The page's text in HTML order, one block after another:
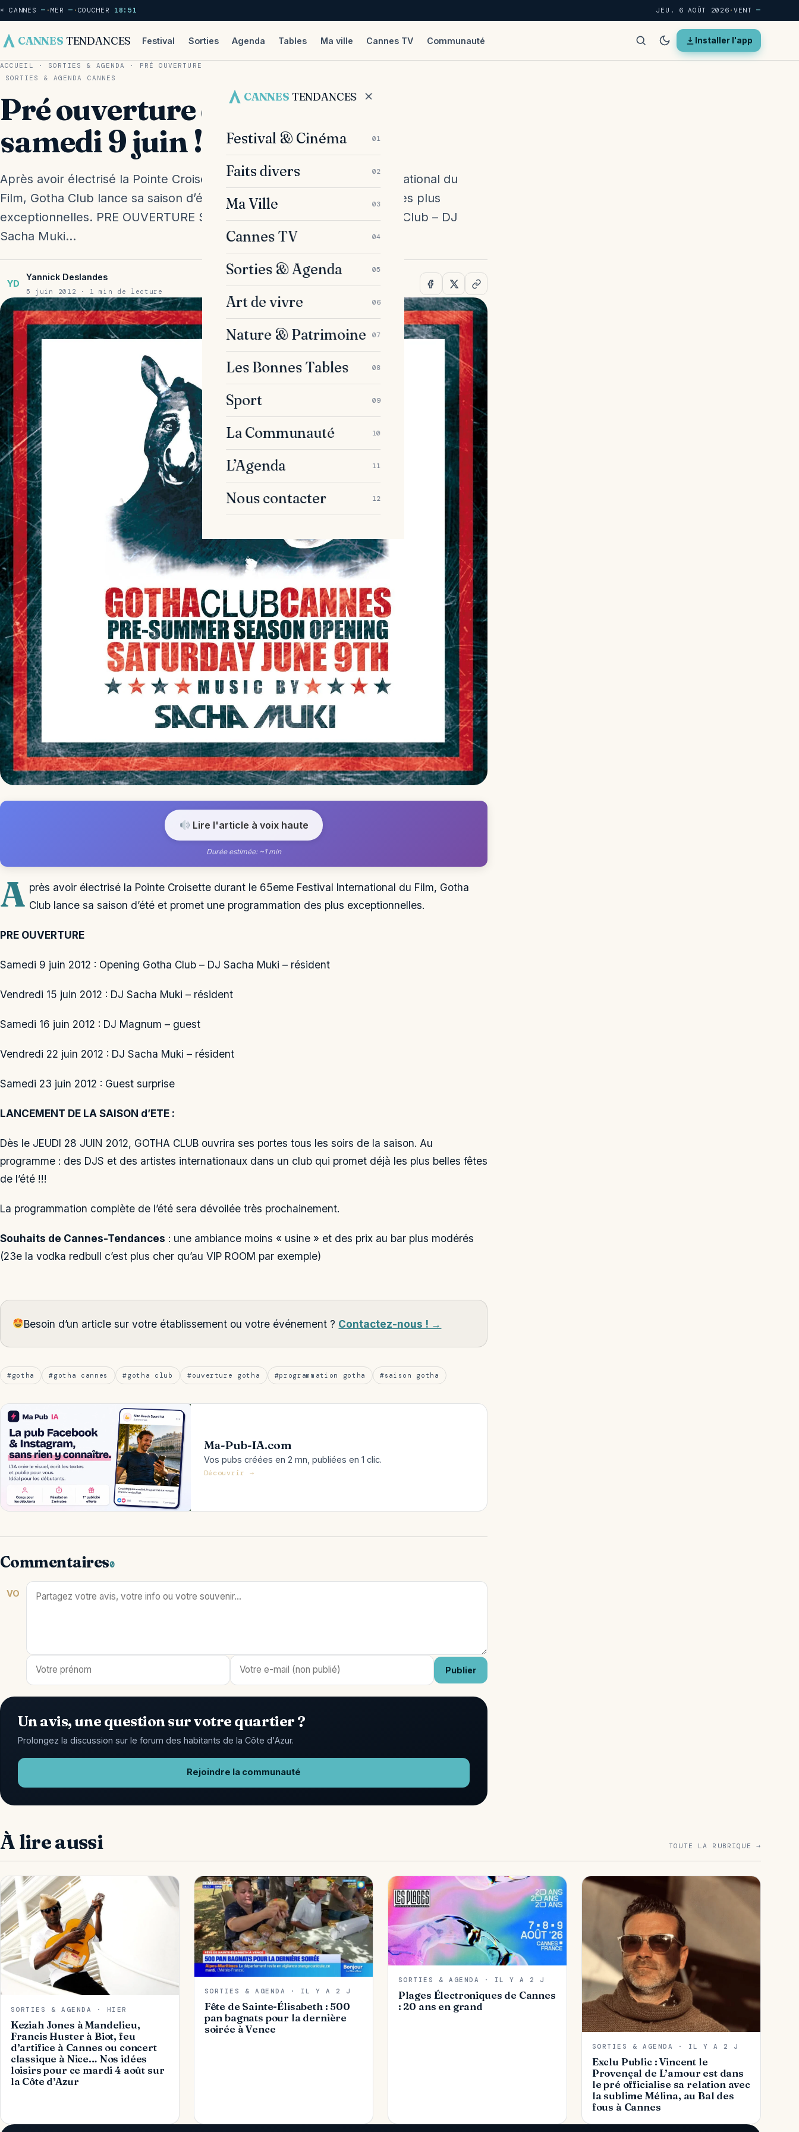
☀ CANNES— · MER— · COUCHER 18:51 JEU. 6 AOÛT 2026 · VENT—
CANNES TENDANCES Festival Sorties Agenda Tables Ma ville Cannes TV Communauté Installer l'app
CANNES TENDANCES
Festival & Cinéma 01
Faits divers 02
Ma Ville 03
Cannes TV 04
Sorties & Agenda 05
Art de vivre 06
Nature & Patrimoine 07
Les Bonnes Tables 08
Sport 09
La Communauté 10
L’Agenda 11
Nous contacter 12
ACCUEIL · SORTIES & AGENDA ·
PRÉ OUVERTURE DU GOTHA CE SAMEDI 9 JUIN !
SORTIES & AGENDA
CANNES
Pré ouverture du GOTHA ce
samedi 9 juin !
Après avoir électrisé la Pointe Croisette durant le 65eme Festival International du
Film, Gotha Club lance sa saison d’été et promet une programmation des plus
exceptionnelles. PRE OUVERTURE Samedi 9 juin 2012 : Opening Gotha Club – DJ
Sacha Muki…
YD
Yannick Deslandes
5 juin 2012 · 1 min de lecture
Lire l'article à voix haute
Durée estimée: ~1 min
A près avoir électrisé la Pointe Croisette durant le 65eme Festival International du Film, Gotha
Club lance sa saison d’été et promet une programmation des plus exceptionnelles.
PRE OUVERTURE
Samedi 9 juin 2012 : Opening Gotha Club – DJ Sacha Muki – résident
Vendredi 15 juin 2012 : DJ Sacha Muki – résident
Samedi 16 juin 2012 : DJ Magnum – guest
Vendredi 22 juin 2012 : DJ Sacha Muki – résident
Samedi 23 juin 2012 : Guest surprise
LANCEMENT DE LA SAISON d’ETE :
Dès le JEUDI 28 JUIN 2012, GOTHA CLUB ouvrira ses portes tous les soirs de la saison. Au
programme : des DJS et des artistes internationaux dans un club qui promet déjà les plus belles fêtes
de l’été !!!
La programmation complète de l’été sera dévoilée très prochainement.
Souhaits de Cannes-Tendances : une ambiance moins « usine » et des prix au bar plus modérés
(23e la vodka redbull c’est plus cher qu’au VIP ROOM par exemple)
Besoin d’un article sur votre établissement ou votre événement ? Contactez-nous ! →
#gotha #gotha cannes #gotha club #ouverture gotha #programmation gotha #saison gotha
Ma-Pub-IA.com
Vos pubs créées en 2 mn, publiées en 1 clic.
Découvrir →
Commentaires0
VO
Publier
Un avis, une question sur votre quartier ?
Prolongez la discussion sur le forum des habitants de la Côte d'Azur.
Rejoindre la communauté
À lire aussi TOUTE LA RUBRIQUE →
SORTIES & AGENDA · HIER
Keziah Jones à Mandelieu,
Francis Huster à Biot, feu
d’artifice à Cannes ou concert
classique à Nice… Nos idées
loisirs pour ce mardi 4 août sur
la Côte d’Azur
SORTIES & AGENDA · IL Y A 2 J
Fête de Sainte-Élisabeth : 500
pan bagnats pour la dernière
soirée à Vence
SORTIES & AGENDA · IL Y A 2 J
Plages Électroniques de Cannes
: 20 ans en grand
SORTIES & AGENDA · IL Y A 2 J
Exclu Public : Vincent le
Provençal de L’amour est dans
le pré officialise sa relation avec
la sublime Mélina, au Bal des
fous à Cannes